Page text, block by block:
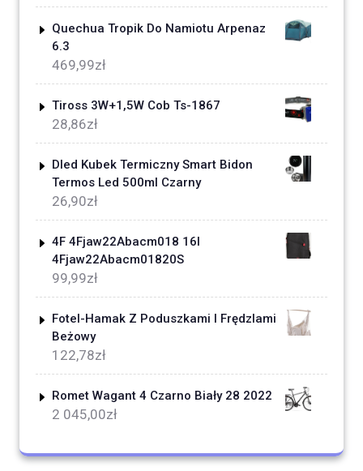
Quechua Tropik Do Namiotu Arpenaz
6.3
469,99zł
Tiross 3W+1,5W Cob Ts-1867
28,86zł
Dled Kubek Termiczny Smart Bidon
Termos Led 500ml Czarny
26,90zł
4F 4Fjaw22Abacm018 16l
4Fjaw22Abacm01820S
99,99zł
Fotel-Hamak Z Poduszkami I Frędzlami
Beżowy
122,78zł
Romet Wagant 4 Czarno Biały 28 2022
2 045,00zł